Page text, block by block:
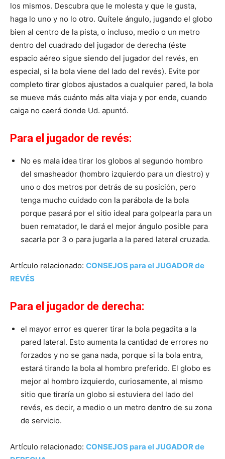
los mismos. Descubra que le molesta y que le gusta,
haga lo uno y no lo otro. Quítele ángulo, jugando el globo
bien al centro de la pista, o incluso, medio o un metro
dentro del cuadrado del jugador de derecha (éste
espacio aéreo sigue siendo del jugador del revés, en
especial, si la bola viene del lado del revés). Evite por
completo tirar globos ajustados a cualquier pared, la bola
se mueve más cuánto más alta viaja y por ende, cuando
caiga no caerá donde Ud. apuntó.
Para el jugador de revés:
No es mala idea tirar los globos al segundo hombro
del smasheador (hombro izquierdo para un diestro) y
uno o dos metros por detrás de su posición, pero
tenga mucho cuidado con la parábola de la bola
porque pasará por el sitio ideal para golpearla para un
buen rematador, le dará el mejor ángulo posible para
sacarla por 3 o para jugarla a la pared lateral cruzada.
Artículo relacionado: CONSEJOS para el JUGADOR de
REVÉS
Para el jugador de derecha:
el mayor error es querer tirar la bola pegadita a la
pared lateral. Esto aumenta la cantidad de errores no
forzados y no se gana nada, porque si la bola entra,
estará tirando la bola al hombro preferido. El globo es
mejor al hombro izquierdo, curiosamente, al mismo
sitio que tiraría un globo si estuviera del lado del
revés, es decir, a medio o un metro dentro de su zona
de servicio.
Artículo relacionado: CONSEJOS para el JUGADOR de